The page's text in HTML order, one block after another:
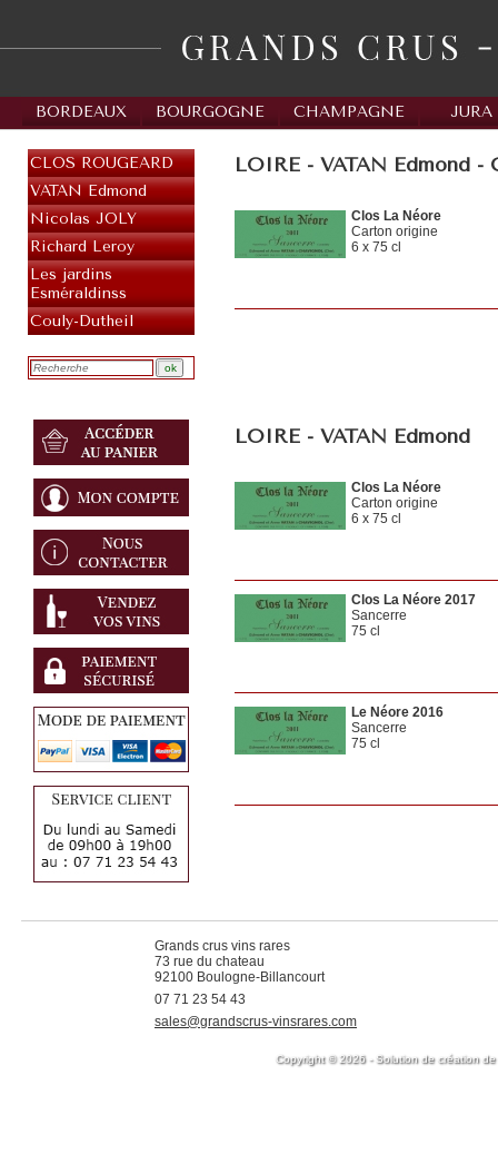
BORDEAUX BOURGOGNE CHAMPAGNE JURA
CLOS ROUGEARD
VATAN Edmond
Nicolas JOLY
Richard Leroy
Les jardins
Esméraldinss
Couly-Dutheil
LOIRE - VATAN Edmond -
Clos La Néore
Carton origine
6 x 75 cl
LOIRE - VATAN Edmond
Clos La Néore
Carton origine
6 x 75 cl
Clos La Néore 2017
Sancerre
75 cl
Le Néore 2016
Sancerre
75 cl
Grands crus vins rares
73 rue du chateau
92100 Boulogne-Billancourt
07 71 23 54 43
sales@grandscrus-vinsrares.com
Copyright © 2026 - Solution de création